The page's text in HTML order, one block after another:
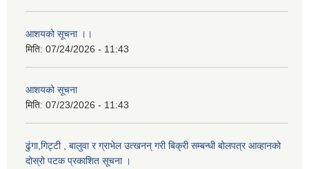
आशयको सूचना ।।
मिति: 07/24/2026 - 11:43
आशयको सूचना
मिति: 07/23/2026 - 11:43
ढुंगा,गिट्टी , बालुवा र ग्राभेल उत्खनन् गरी बिक्री सम्बन्धी बोलपत्र आव्हानको
दोस्रो पटक प्रकाशित सूचना ।